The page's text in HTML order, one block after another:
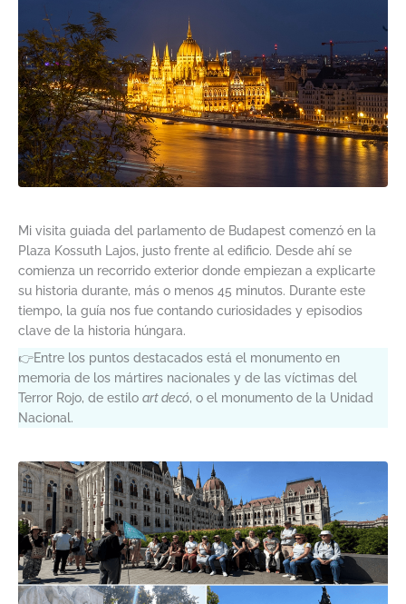
Mi visita guiada del parlamento de Budapest comenzó en la
Plaza Kossuth Lajos, justo frente al edificio. Desde ahí se
comienza un recorrido exterior donde empiezan a explicarte
su historia durante, más o menos 45 minutos. Durante este
tiempo, la guía nos fue contando curiosidades y episodios
clave de la historia húngara.
👉Entre los puntos destacados está el monumento en
memoria de los mártires nacionales y de las víctimas del
Terror Rojo, de estilo art decó, o el monumento de la Unidad
Nacional.